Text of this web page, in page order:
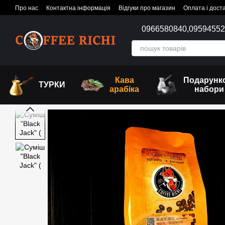
Перейти до основного контенту
Про нас Контактна інформація Відгуки про магазин Оплата і
0966580840,
ТУРКИ
Кава
арабіка
набори